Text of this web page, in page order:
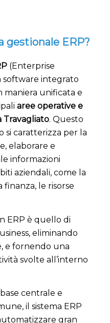
gestionale ERP?
(Enterprise
software integrato
maniera unificata e
aree operative e
Travagliato. Questo
si caratterizza per la
elaborare e
informazioni
aziendali, come la
finanza, le risorse
ERP è quello di
eliminando
e fornendo una
svolte all’interno
centrale e
il sistema ERP
gran